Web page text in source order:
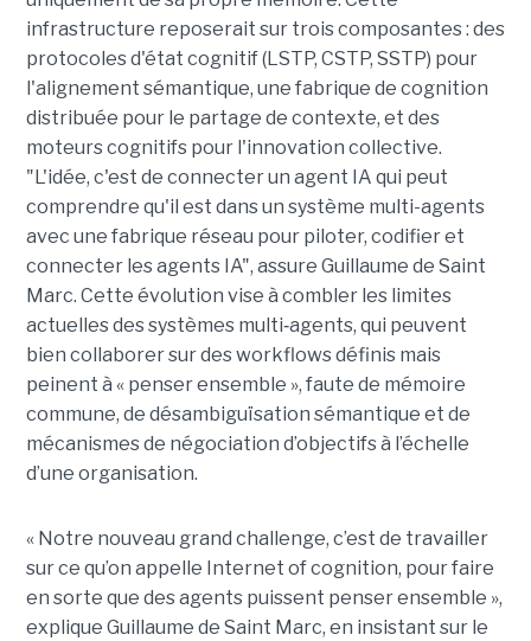
infrastructure reposerait sur trois composantes : des
protocoles d'état cognitif (LSTP, CSTP, SSTP) pour
l'alignement sémantique, une fabrique de cognition
distribuée pour le partage de contexte, et des
moteurs cognitifs pour l'innovation collective.
"L'idée, c'est de connecter un agent IA qui peut
comprendre qu'il est dans un système multi-agents
avec une fabrique réseau pour piloter, codifier et
connecter les agents IA", assure Guillaume de Saint
Marc. Cette évolution vise à combler les limites
actuelles des systèmes multi‑agents, qui peuvent
bien collaborer sur des workflows définis mais
peinent à « penser ensemble », faute de mémoire
commune, de désambiguïsation sémantique et de
mécanismes de négociation d’objectifs à l’échelle
d’une organisation.
« Notre nouveau grand challenge, c’est de travailler
sur ce qu’on appelle Internet of cognition, pour faire
en sorte que des agents puissent penser ensemble »,
explique Guillaume de Saint Marc, en insistant sur le